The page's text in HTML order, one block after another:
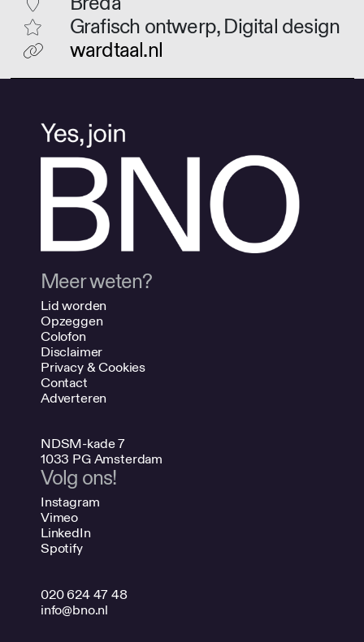
Grafisch ontwerp, Digital design
wardtaal.nl
Meer weten?
Lid worden
Opzeggen
Colofon
Disclaimer
Privacy & Cookies
Contact
Adverteren
NDSM-kade 7
1033 PG Amsterdam
Volg ons!
Instagram
Vimeo
LinkedIn
Spotify
020 624 47 48
info@bno.nl